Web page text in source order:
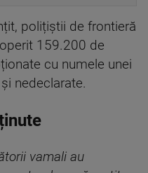
polițiștii de frontieră
159.200 de
cu numele unei
nedeclarate.
vamali au